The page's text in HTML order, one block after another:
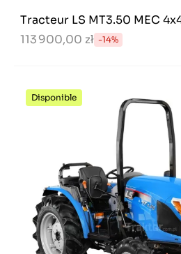
Tracteur LS MT3.50 MEC
113 900,00 zł -14%
Disponible